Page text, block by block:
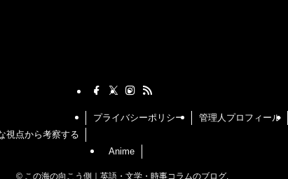
視点から考察する
プライバシーポリシー 管理人プロフィール
Anime
©この海の向こう側｜英語・文学・時事コラムのブログ.